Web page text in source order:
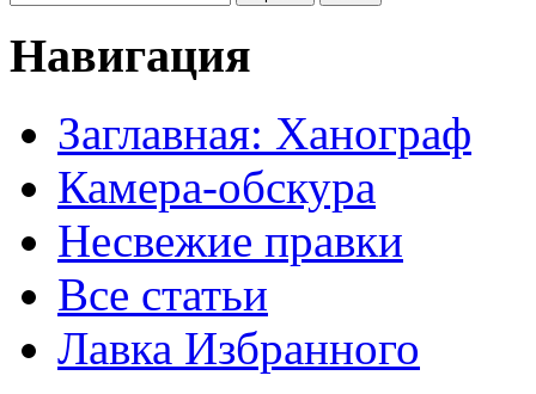
Навигация
Заглавная: Ханограф
Камера-обскура
Несвежие правки
Все статьи
Лавка Избранного